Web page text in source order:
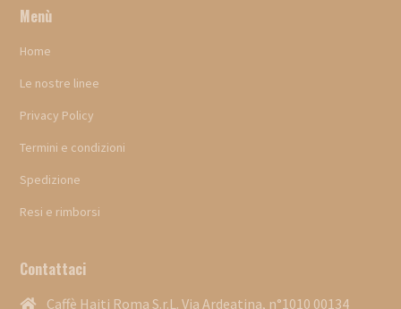
Menù
Home
Le nostre linee
Privacy Policy
Termini e condizioni
Spedizione
Resi e rimborsi
Contattaci
Caffè Haiti Roma S.r.L. Via Ardeatina, n°1010 00134